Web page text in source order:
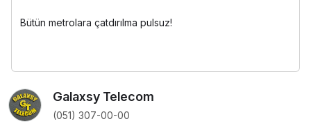
Bütün metrolara çatdırılma pulsuz!
Galaxsy Telecom
(051) 307-00-00